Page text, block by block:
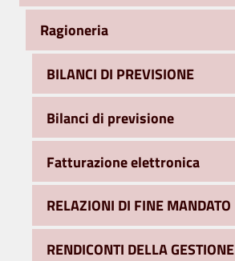
Ragioneria
BILANCI DI PREVISIONE
Bilanci di previsione
Fatturazione elettronica
RELAZIONI DI FINE MANDATO
RENDICONTI DELLA GESTIONE